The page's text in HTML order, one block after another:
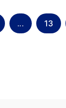
... 13